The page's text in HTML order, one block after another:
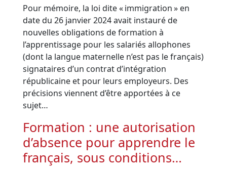
Pour mémoire, la loi dite « immigration » en
date du 26 janvier 2024 avait instauré de
nouvelles obligations de formation à
l’apprentissage pour les salariés allophones
(dont la langue maternelle n’est pas le français)
signataires d’un contrat d’intégration
républicaine et pour leurs employeurs. Des
précisions viennent d’être apportées à ce
sujet…
Formation : une autorisation
d’absence pour apprendre le
français, sous conditions…